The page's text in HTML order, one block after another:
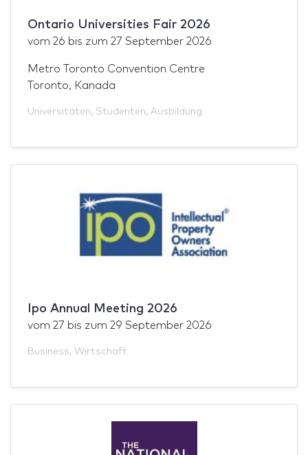
Ontario Universities Fair 2026
vom 26 bis zum 27 September 2026
Metro Toronto Convention Centre
Toronto, Kanada
Universitäten, Studenten, Ausbildung
Ipo Annual Meeting 2026
vom 27 bis zum 29 September 2026
Business, Wirtschaft